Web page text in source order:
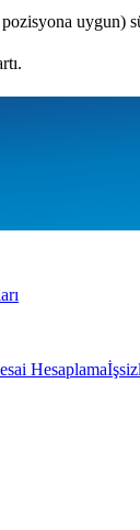
uygun)
Hesaplama